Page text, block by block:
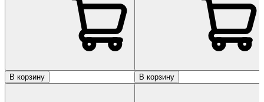
В корзину В корзину